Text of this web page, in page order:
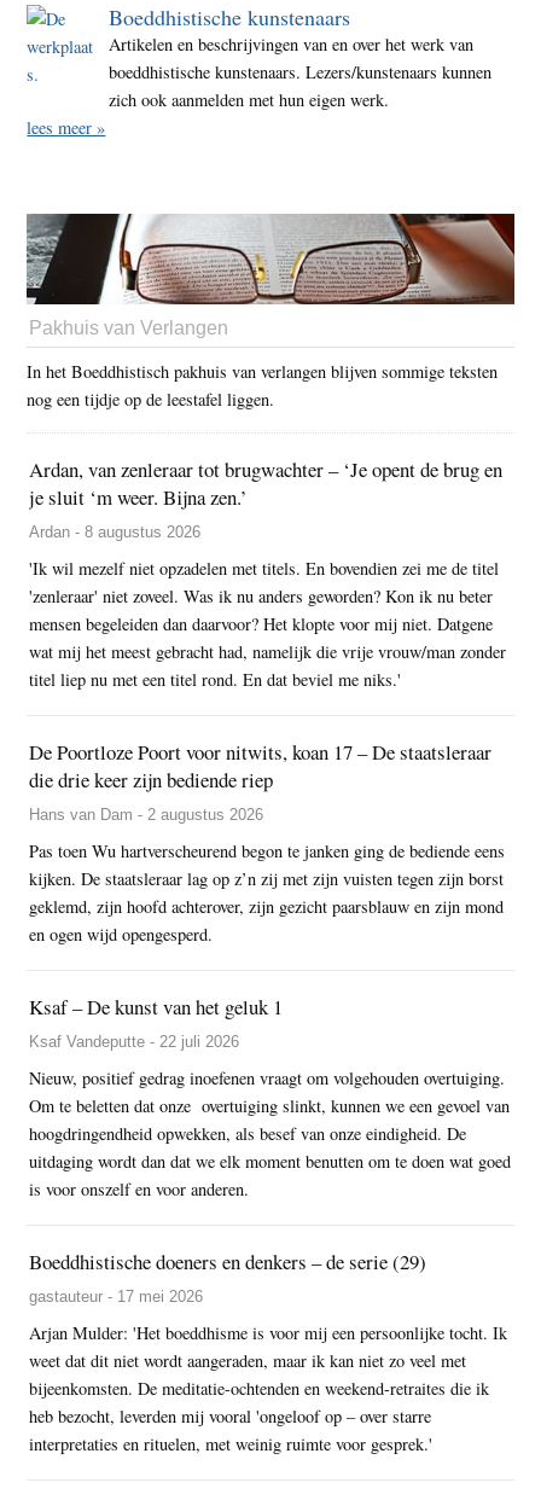
Boeddhistische kunstenaars
Artikelen en beschrijvingen van en over het werk van
boeddhistische kunstenaars. Lezers/kunstenaars kunnen
zich ook aanmelden met hun eigen werk.
lees meer »
Pakhuis van Verlangen
In het Boeddhistisch pakhuis van verlangen blijven sommige teksten
nog een tijdje op de leestafel liggen.
Ardan, van zenleraar tot brugwachter – ‘Je opent de brug en
je sluit ‘m weer. Bijna zen.’
Ardan - 8 augustus 2026
'Ik wil mezelf niet opzadelen met titels. En bovendien zei me de titel
'zenleraar' niet zoveel. Was ik nu anders geworden? Kon ik nu beter
mensen begeleiden dan daarvoor? Het klopte voor mij niet. Datgene
wat mij het meest gebracht had, namelijk die vrije vrouw/man zonder
titel liep nu met een titel rond. En dat beviel me niks.'
De Poortloze Poort voor nitwits, koan 17 – De staatsleraar
die drie keer zijn bediende riep
Hans van Dam - 2 augustus 2026
Pas toen Wu hartverscheurend begon te janken ging de bediende eens
kijken. De staatsleraar lag op z’n zij met zijn vuisten tegen zijn borst
geklemd, zijn hoofd achterover, zijn gezicht paarsblauw en zijn mond
en ogen wijd opengesperd.
Ksaf – De kunst van het geluk 1
Ksaf Vandeputte - 22 juli 2026
Nieuw, positief gedrag inoefenen vraagt om volgehouden overtuiging.
Om te beletten dat onze overtuiging slinkt, kunnen we een gevoel van
hoogdringendheid opwekken, als besef van onze eindigheid. De
uitdaging wordt dan dat we elk moment benutten om te doen wat goed
is voor onszelf en voor anderen.
Boeddhistische doeners en denkers – de serie (29)
gastauteur - 17 mei 2026
Arjan Mulder: 'Het boeddhisme is voor mij een persoonlijke tocht. Ik
weet dat dit niet wordt aangeraden, maar ik kan niet zo veel met
bijeenkomsten. De meditatie-ochtenden en weekend-retraites die ik
heb bezocht, leverden mij vooral 'ongeloof op – over starre
interpretaties en rituelen, met weinig ruimte voor gesprek.'